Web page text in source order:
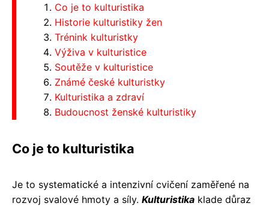
Co je to kulturistika
Historie kulturistiky žen
Trénink kulturistky
Výživa v kulturistice
Soutěže v kulturistice
Známé české kulturistky
Kulturistika a zdraví
Budoucnost ženské kulturistiky
Co je to kulturistika
Je to systematické a intenzivní cvičení zaměřené na
rozvoj svalové hmoty a síly. Kulturistika klade důraz